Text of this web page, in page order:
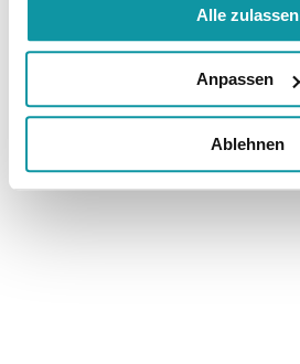
Alle zulassen
Anpassen
Ablehnen